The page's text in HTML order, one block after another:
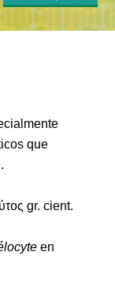
que
.
gr. cient.
en